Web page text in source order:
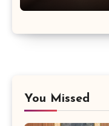
You Missed